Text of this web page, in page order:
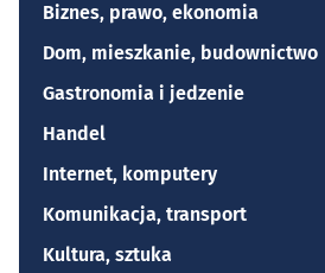
Biznes, prawo, ekonomia
Dom, mieszkanie, budownictwo
Gastronomia i jedzenie
Handel
Internet, komputery
Komunikacja, transport
Kultura, sztuka